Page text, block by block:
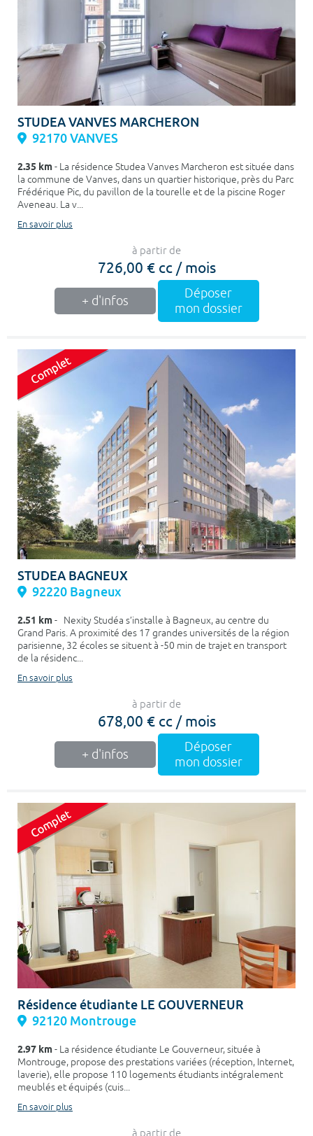
STUDEA VANVES MARCHERON
92170 VANVES
2.35 km- La résidence Studea Vanves Marcheron est située dans
la commune de Vanves, dans un quartier historique, près du Parc
Frédérique Pic, du pavillon de la tourelle et de la piscine Roger
Aveneau. La v...
En savoir plus
à partir de
726,00 € cc / mois
+ d'infos
Déposer
mon dossier
STUDEA BAGNEUX
92220 Bagneux
2.51 km- Nexity Studéa s’installe à Bagneux, au centre du
Grand Paris. A proximité des 17 grandes universités de la région
parisienne, 32 écoles se situent à -50 min de trajet en transport
de la résidenc...
En savoir plus
à partir de
678,00 € cc / mois
+ d'infos
Déposer
mon dossier
Résidence étudiante LE GOUVERNEUR
92120 Montrouge
2.97 km- La résidence étudiante Le Gouverneur, située à
Montrouge, propose des prestations variées (réception, Internet,
laverie), elle propose 110 logements étudiants intégralement
meublés et équipés (cuis...
En savoir plus